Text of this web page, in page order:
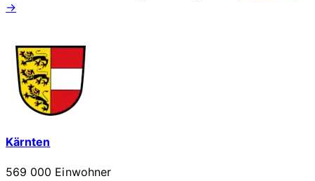
→
Kärnten
569 000 Einwohner